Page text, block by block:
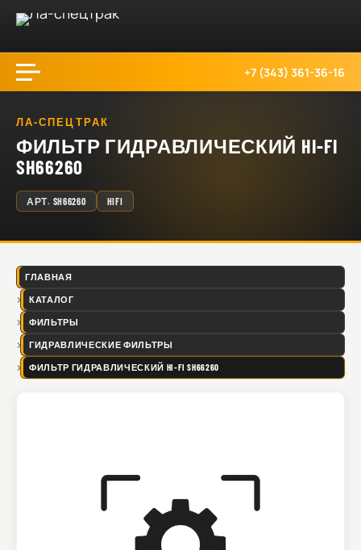
+7 (343) 361-36-16
ЛА-СПЕЦТРАК
ФИЛЬТР ГИДРАВЛИЧЕСКИЙ HI-FI
SH66260
АРТ. SH66260 HIFI
ГЛАВНАЯ
КАТАЛОГ
ФИЛЬТРЫ
ГИДРАВЛИЧЕСКИЕ ФИЛЬТРЫ
ФИЛЬТР ГИДРАВЛИЧЕСКИЙ HI-FI SH66260